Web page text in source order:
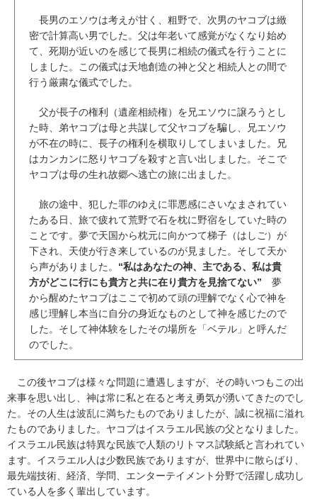
長男のエソウは考えが甘く、粗野で、次男のヤコブは緻
密で計算高い男でした。父は年老いて感覚がなくなり始め
て、死期が近いのを感じて長男に相続の儀式を行うことに
しました。この儀式は天地創造の神と父と相続人との間で
行う厳粛な儀式でした。
父が長子の権利（遺産相続権）を兄エソウに譲ろうとし
た時、弟ヤコブは母と共謀して父ヤコブを騙し、兄エソウ
が不在の時に、長子の権利を横取りしてしまいました。兄
はカンカンに怒りヤコブを殺すと言い出しました。そこで
ヤコブは母の生れ故郷へ逃亡の旅に出ました。
旅の途中、犯した罪のゆえに罪悪感にさいなまされてい
たある日、旅で疲れて荒野で石を枕に野宿をしていた時の
ことです。夢で天国から枕元に向かつて梯子（はしご）が
下され、天使が行き来しているのが見ました。そして天か
ら声がありました。 “私はあなたの神、主である、私は貴
方がどこに行にも貴方と共に在り貴方を見捨てない” 夢
から醒めたヤコブはここで初めて頭の理解でなく心で神を
感じ理解し本当に自分の身近なものとして神を感じたので
した。そして神体験をしたその場所を「ベテル」と呼んだ
のでした。
この後ヤコブは様々な問題に遭遇しますが、その時いつもこの出
来事を思い出し、神は常に私と在ると考え勇気が湧いてきたのでし
た。その人生は波乱に満ちたものでありましたが、誠に祝福に溢れ
たものでありました。ヤコブはイスラエル民族の父となりました。
イスラエル民族は特異な民族で人類のリトマス試験紙と言われてい
ます。イスラエル人は少数民族でありますが、世界中に散らばり、
最先端技術、経済、学問、エンターテイメント分野で活躍し成功し
ている人を多く輩出しています。